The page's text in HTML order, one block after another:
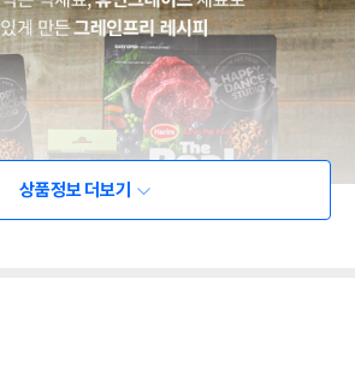
상품정보 더보기